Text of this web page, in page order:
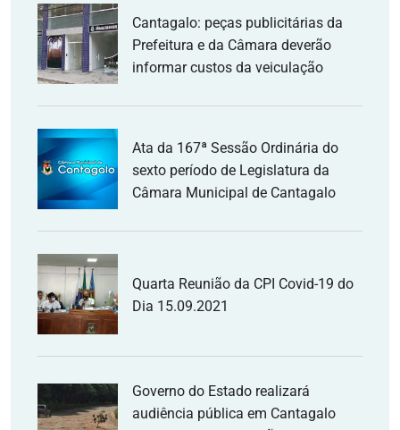
Cantagalo: peças publicitárias da
Prefeitura e da Câmara deverão
informar custos da veiculação
Ata da 167ª Sessão Ordinária do
sexto período de Legislatura da
Câmara Municipal de Cantagalo
Quarta Reunião da CPI Covid-19 do
Dia 15.09.2021
Governo do Estado realizará
audiência pública em Cantagalo